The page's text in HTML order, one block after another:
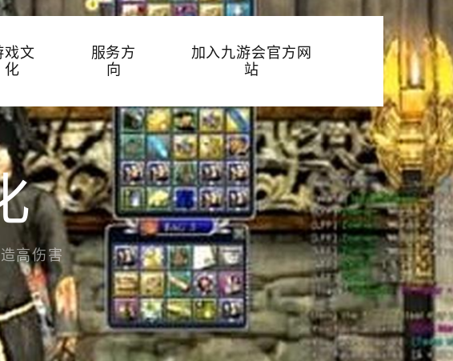
戏文
化
服务方
向
加入九游会官方网
站
高伤害